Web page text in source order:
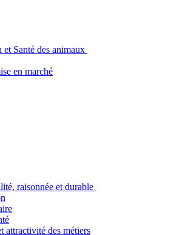
Santé des animaux
en marché
raisonnée et durable
attractivité des métiers